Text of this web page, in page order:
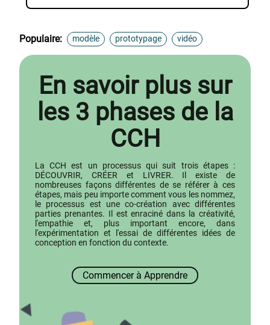
Populaire: modèle prototypage vidéo
En savoir plus sur
les 3 phases de la
CCH
La CCH est un processus qui suit trois étapes :
DÉCOUVRIR, CRÉER et LIVRER. Il existe de
nombreuses façons différentes de se référer à ces
étapes, mais peu importe comment vous les nommez,
le processus est une co-création avec différentes
parties prenantes. Il est enraciné dans la créativité,
l'empathie et, plus important encore, dans
l'expérimentation et l'essai de différentes idées de
conception en fonction du contexte.
Commencer à Apprendre